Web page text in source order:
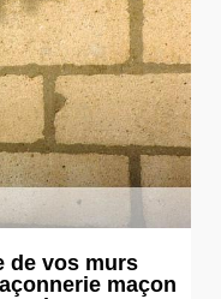
de vos murs
maçon